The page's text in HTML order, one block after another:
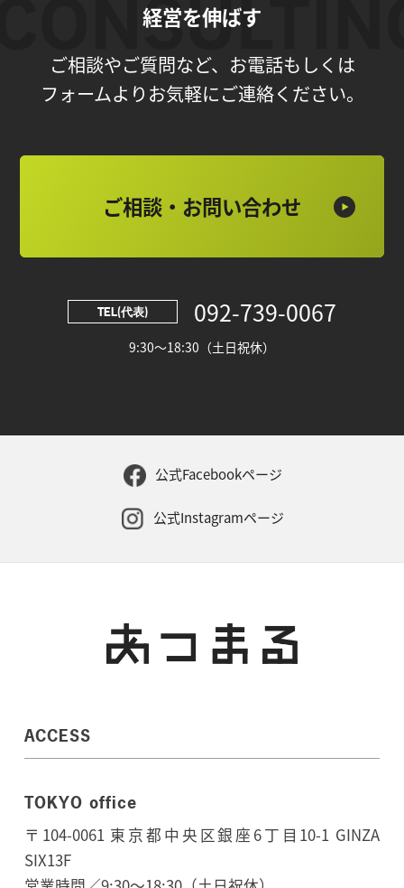
経営を伸ばす
ご相談やご質問など、お電話もしくは
フォームよりお気軽にご連絡ください。
ご相談・お問い合わせ
TEL(代表) 092-739-0067
9:30～18:30（土日祝休）
公式Facebookページ
公式Instagramページ
ACCESS
TOKYO office
〒104-0061 東京都中央区銀座6丁目10-1 GINZA
SIX13F